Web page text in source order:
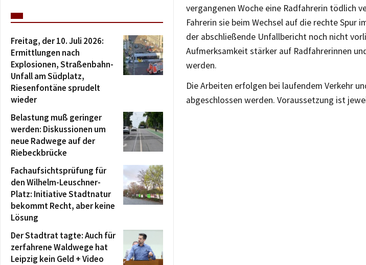
vergangenen Woche eine Radfahrerin tödlich
Fahrerin sie beim Wechsel auf die rechte Spur
der abschließende Unfallbericht noch nicht
Aufmerksamkeit stärker auf Radfahrerinnen
werden.
Die Arbeiten erfolgen bei laufendem Verkehr
abgeschlossen werden. Voraussetzung ist
Freitag, der 10. Juli 2026:
Ermittlungen nach
Explosionen, Straßenbahn-
Unfall am Südplatz,
Riesenfontäne sprudelt
wieder
Belastung muß geringer
werden: Diskussionen um
neue Radwege auf der
Riebeckbrücke
Fachaufsichtsprüfung für
den Wilhelm-Leuschner-
Platz: Initiative Stadtnatur
bekommt Recht, aber keine
Lösung
Der Stadtrat tagte: Auch für
zerfahrene Waldwege hat
Leipzig kein Geld + Video